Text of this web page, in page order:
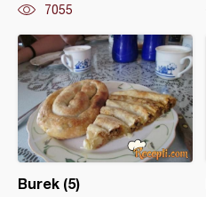
7055
Burek (5)